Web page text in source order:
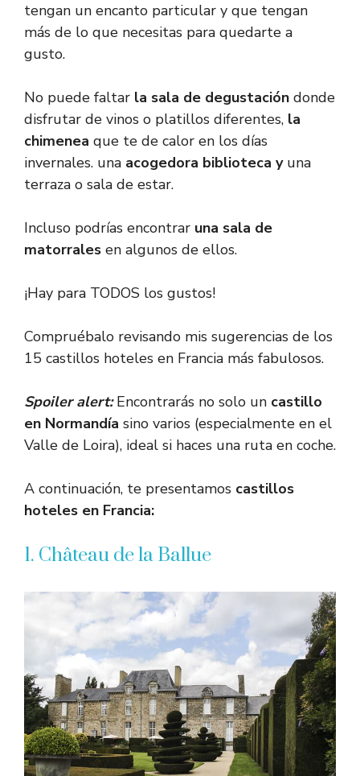
tengan un encanto particular y que tengan
más de lo que necesitas para quedarte a
gusto.
No puede faltar la sala de degustación donde
disfrutar de vinos o platillos diferentes, la
chimenea que te de calor en los días
invernales. una acogedora biblioteca yuna
terraza o sala de estar.
Incluso podrías encontrar una sala de
matorrales en algunos de ellos.
¡Hay para TODOS los gustos!
Compruébalo revisando mis sugerencias de los
15 castillos hoteles en Francia más fabulosos.
Spoiler alert:Encontrarás no solo un castillo
en Normandía sino varios (especialmente en el
Valle de Loira), ideal si haces una ruta en coche.
A continuación, te presentamos castillos
hoteles en Francia:
1. Château de la Ballue